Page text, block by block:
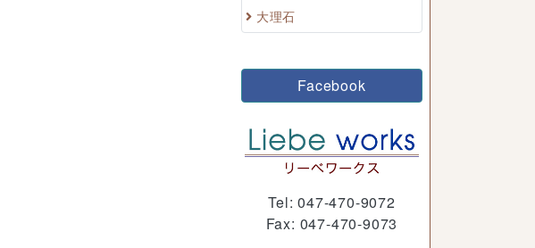
大理石
Facebook
Tel: 047-470-9072
Fax: 047-470-9073